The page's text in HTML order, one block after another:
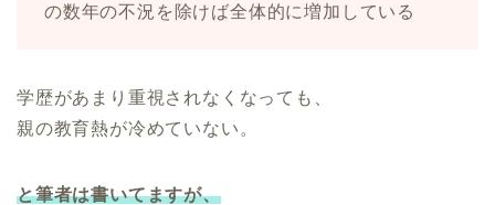
の数年の不況を除けば全体的に増加している
学歴があまり重視されなくなっても、
親の教育熱が冷めていない。
と筆者は書いてますが、